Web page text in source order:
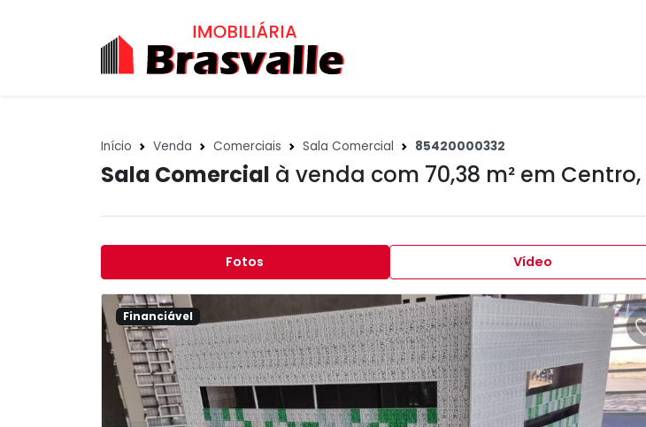
Início Venda Comerciais Sala Comercial 85420000332
Sala Comercial à venda com 70,38 m² em Centro,
Fotos Vídeo
Financiável